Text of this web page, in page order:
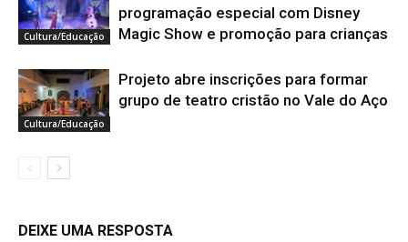
Cultura/Educação
programação especial com Disney
Magic Show e promoção para crianças
Cultura/Educação
Projeto abre inscrições para formar
grupo de teatro cristão no Vale do Aço
DEIXE UMA RESPOSTA